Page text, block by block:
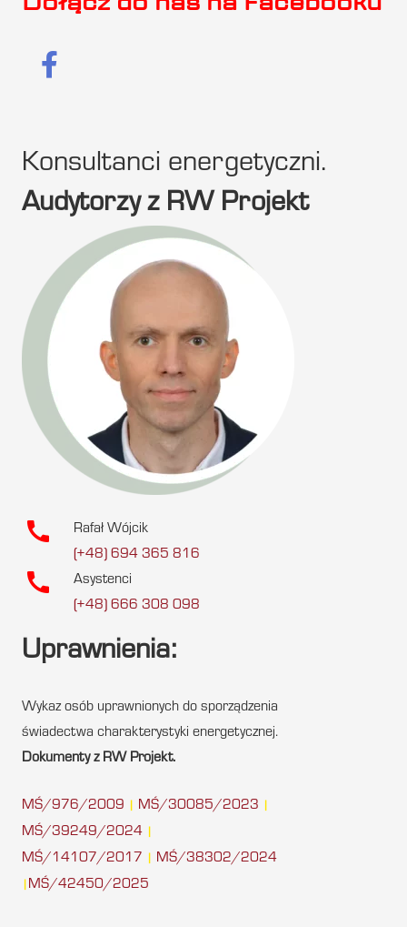
Konsultanci energetyczni.
Audytorzy z RW Projekt
call
Rafał Wójcik
(+48) 694 365 816
call
Asystenci
(+48) 666 308 098
Uprawnienia:
Wykaz osób uprawnionych do sporządzenia
świadectwa charakterystyki energetycznej.
Dokumenty z RW Projekt.
MŚ/976/2009 MŚ/30085/2023
MŚ/39249/2024
MŚ/14107/2017 MŚ/38302/2024
MŚ/42450/2025